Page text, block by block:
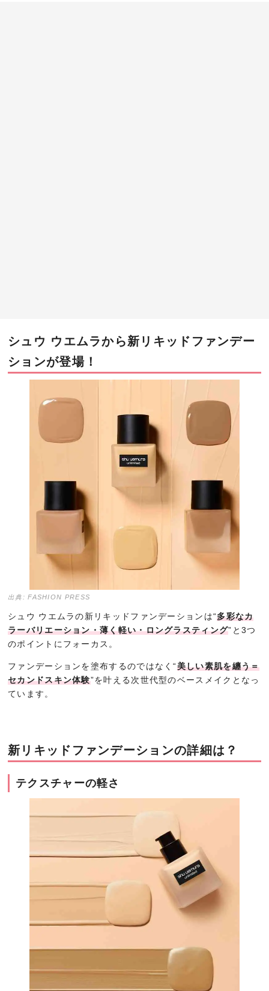
シュウ ウエムラから新リキッドファンデー
ションが登場！
出典: FASHION PRESS
シュウ ウエムラの新リキッドファンデーションは“多彩なカ
ラーバリエーション・薄く軽い・ロングラスティング”と3つ
のポイントにフォーカス。
ファンデーションを塗布するのではなく“美しい素肌を纏う＝
セカンドスキン体験”を叶える次世代型のベースメイクとなっ
ています。
新リキッドファンデーションの詳細は？
テクスチャーの軽さ